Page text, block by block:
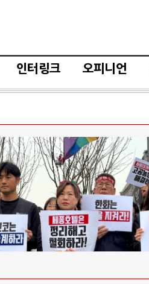
인터링크 오피니언